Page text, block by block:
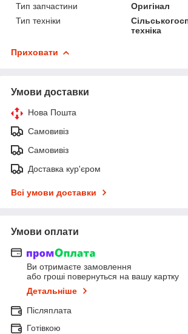
Тип запчастини
Оригінал
Тип техніки
техніка
Приховати
Умови доставки
Нова Пошта
Самовивіз
Самовивіз
Доставка кур'єром
Всі умови доставки
Умови оплати
Ви отримаєте замовлення
або гроші повернуться на вашу картку
Детальніше
Післяплата
Готівкою